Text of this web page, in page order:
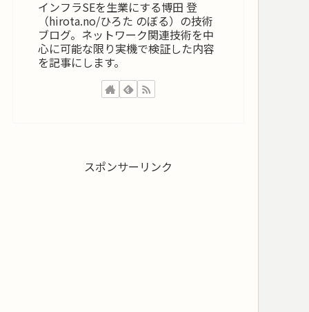
インフラSEを生業にする博田 登
（hirota.no/ひろた のぼる）の技術
ブログ。ネットワーク関連技術を中
心に可能な限り実機で検証した内容
を記事にします。
スポンサーリンク